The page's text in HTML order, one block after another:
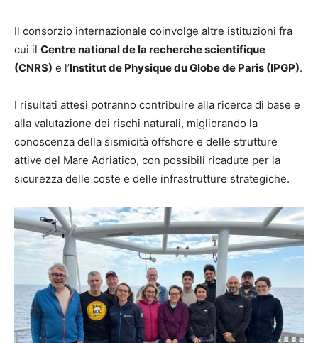
Il consorzio internazionale coinvolge altre istituzioni fra
cui il Centre national de la recherche scientifique
(CNRS) e l’Institut de Physique du Globe de Paris (IPGP).
I risultati attesi potranno contribuire alla ricerca di base e
alla valutazione dei rischi naturali, migliorando la
conoscenza della sismicità offshore e delle strutture
attive del Mare Adriatico, con possibili ricadute per la
sicurezza delle coste e delle infrastrutture strategiche.